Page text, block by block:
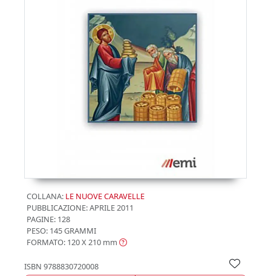
COLLANA: LE NUOVE CARAVELLE
PUBBLICAZIONE:APRILE 2011
PAGINE: 128
PESO: 145 GRAMMI
FORMATO: 120 X 210 mm
ISBN 9788830720008